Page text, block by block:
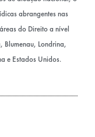
abrangentes nas
do Direito a nível
Blumenau, Londrina,
e Estados Unidos.